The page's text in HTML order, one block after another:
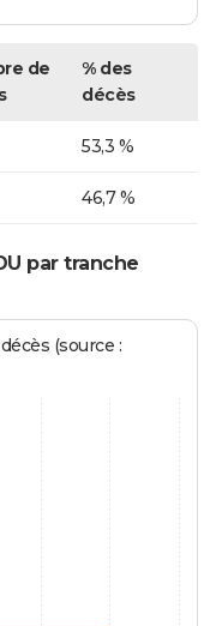
de
% des
décès
53,3 %
46,7 %
par tranche
(source :